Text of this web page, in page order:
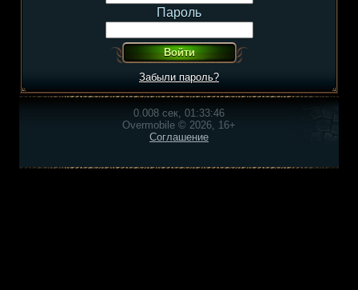
Пароль
Забыли пароль?
0.008 сек, 01:33:46
Overmobile © 2026, 16+
Соглашение